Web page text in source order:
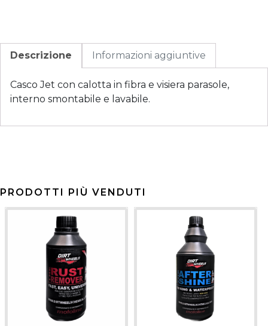
Descrizione Informazioni aggiuntive
Casco Jet con calotta in fibra e visiera parasole,
interno smontabile e lavabile.
PRODOTTI PIÙ VENDUTI